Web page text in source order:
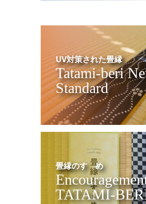
UV対策された畳縁
Tatami-beri
Standard
畳縁のすゝめ
TATAMI-